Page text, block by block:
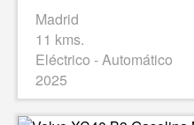
Madrid
11 kms.
Eléctrico - Automático
2025